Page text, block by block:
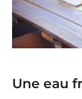
Une eau